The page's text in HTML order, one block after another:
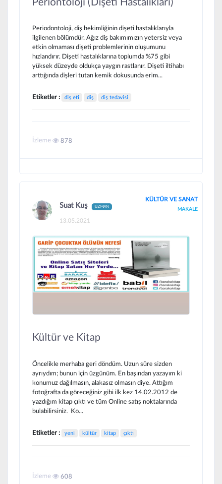
Periodontoloji, diş hekimliğinin dişeti hastalıklarıyla
ilgilenen bölümdür. Ağız diş bakımımızın yetersiz veya
etkin olmaması dişeti problemlerinin oluşumunu
hızlandırır. Dişeti hastalıklarına toplumda %75 gibi
yüksek düzeyde oldukça yaygın rastlanır. Dişeti iltihabı
arttığında dişleri tutan kemik dokusunda erim...
Etiketler : diş eti diş diş tedavisi
İzleme 878
Suat Kuş UZMAN
13.05.2021
KÜLTÜR VE SANAT
MAKALE
Kültür ve Kitap
Öncelikle merhaba geri döndüm. Uzun süre sizden
ayrıydım; bunun için üzgünüm. En başından yazayım ki
konumuz dağılmasın, alakasız olmasın diye. Attığım
fotoğrafta da göreceğiniz gibi ilk kez 14.02.2012 de
yazdığım kitap çıktı ve tüm Online satış noktalarında
bulabilirsiniz. Ko...
Etiketler : yeni kültür kitap çıktı
İzleme 608